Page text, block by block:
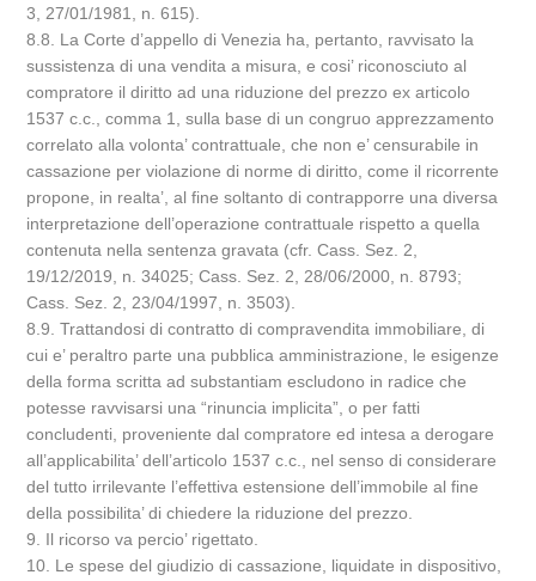
3, 27/01/1981, n. 615).
8.8. La Corte d’appello di Venezia ha, pertanto, ravvisato la
sussistenza di una vendita a misura, e cosi’ riconosciuto al
compratore il diritto ad una riduzione del prezzo ex articolo
1537 c.c., comma 1, sulla base di un congruo apprezzamento
correlato alla volonta’ contrattuale, che non e’ censurabile in
cassazione per violazione di norme di diritto, come il ricorrente
propone, in realta’, al fine soltanto di contrapporre una diversa
interpretazione dell’operazione contrattuale rispetto a quella
contenuta nella sentenza gravata (cfr. Cass. Sez. 2,
19/12/2019, n. 34025; Cass. Sez. 2, 28/06/2000, n. 8793;
Cass. Sez. 2, 23/04/1997, n. 3503).
8.9. Trattandosi di contratto di compravendita immobiliare, di
cui e’ peraltro parte una pubblica amministrazione, le esigenze
della forma scritta ad substantiam escludono in radice che
potesse ravvisarsi una “rinuncia implicita”, o per fatti
concludenti, proveniente dal compratore ed intesa a derogare
all’applicabilita’ dell’articolo 1537 c.c., nel senso di considerare
del tutto irrilevante l’effettiva estensione dell’immobile al fine
della possibilita’ di chiedere la riduzione del prezzo.
9. Il ricorso va percio’ rigettato.
10. Le spese del giudizio di cassazione, liquidate in dispositivo,